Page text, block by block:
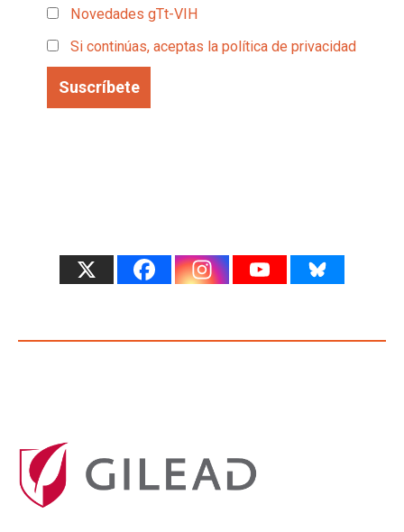
Novedades gTt-VIH
Si continúas, aceptas la política de privacidad